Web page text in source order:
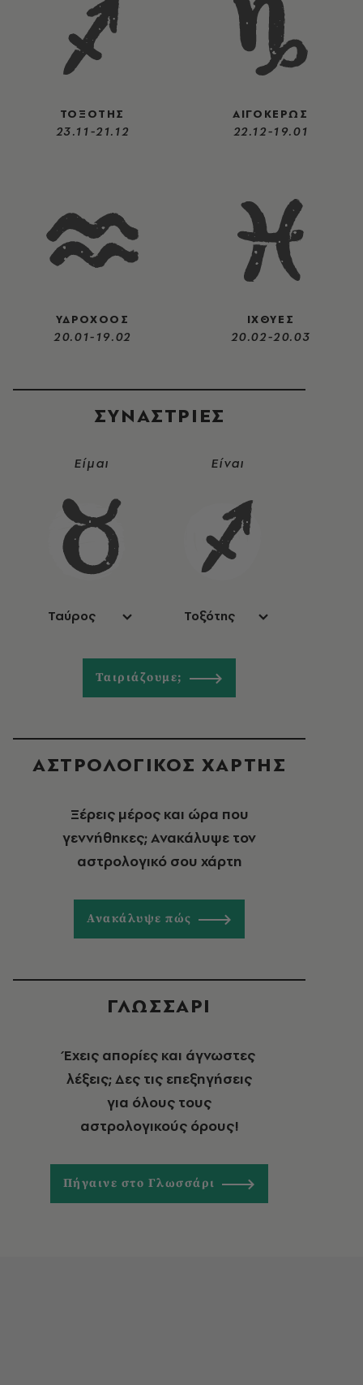
ΤΟΞΟΤΗΣ
23.11-21.12
ΑΙΓΟΚΕΡΩΣ
22.12-19.01
ΥΔΡΟΧΟΟΣ
20.01-19.02
ΙΧΘΥΕΣ
20.02-20.03
ΣΥΝΑΣΤΡIΕΣ
Είμαι
Ταύρος
Είναι
Τοξότης
Ταιριάζουμε;
ΑΣΤΡΟΛΟΓΙΚΟΣ ΧΑΡΤΗΣ
Ξέρεις μέρος και ώρα που
γεννήθηκες; Ανακάλυψε τον
αστρολογικό σου χάρτη
Ανακάλυψε πώς
ΓΛΩΣΣΑΡΙ
Έχεις απορίες και άγνωστες
λέξεις; Δες τις επεξηγήσεις
για όλους τους
αστρολογικούς όρους!
Πήγαινε στο Γλωσσάρι